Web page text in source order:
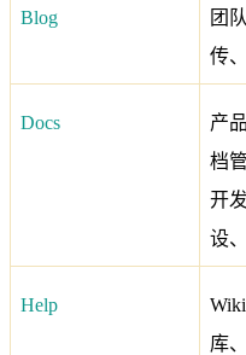
Blog
团
传
Docs
产
档
开
设
Help
库